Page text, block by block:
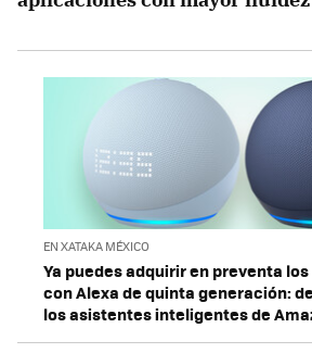
EN XATAKA MÉXICO
Ya puedes adquirir en preventa
con Alexa de quinta generación:
los asistentes inteligentes de